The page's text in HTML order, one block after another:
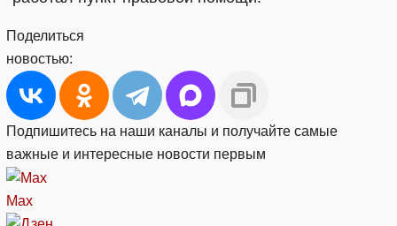
Поделиться
новостью:
Подпишитесь на наши каналы и получайте самые
важные и интересные новости первым
Max